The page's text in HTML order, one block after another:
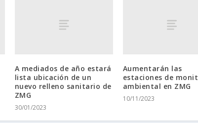
A mediados de año estará
lista ubicación de un
nuevo relleno sanitario de
ZMG
30/01/2023
Aumentarán las
estaciones de
ambiental en ZMG
10/11/2023